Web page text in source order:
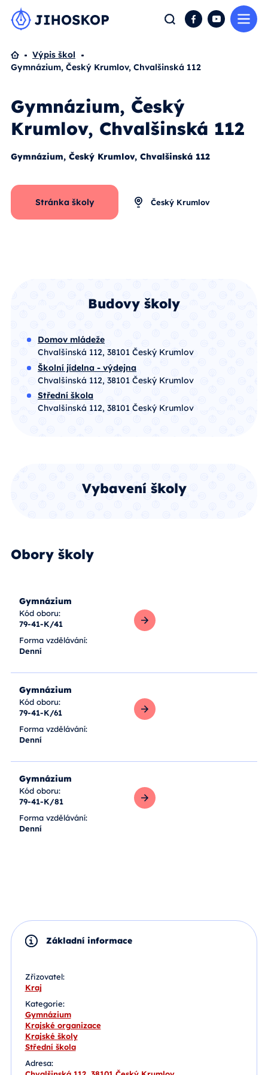
Hledat FacebookYouTube
Domů
Výpis škol
Gymnázium, Český Krumlov, Chvalšinská 112
Gymnázium, Český
Krumlov, Chvalšinská 112
Gymnázium, Český Krumlov, Chvalšinská 112
Stránka školy Český Krumlov
Budovy školy
Domov mládeže
Chvalšinská 112, 38101 Český Krumlov
Školní jídelna - výdejna
Chvalšinská 112, 38101 Český Krumlov
Střední škola
Chvalšinská 112, 38101 Český Krumlov
Vybavení školy
Obory školy
Gymnázium
Kód oboru:
79-41-K/41
Forma vzdělávání:
Denní
Zobrazit více
Gymnázium
Kód oboru:
79-41-K/61
Forma vzdělávání:
Denní
Zobrazit více
Gymnázium
Kód oboru:
79-41-K/81
Forma vzdělávání:
Denní
Základní informace
Zřizovatel:
Kraj
Kategorie:
Gymnázium
Krajské organizace
Krajské školy
Střední škola
Adresa: